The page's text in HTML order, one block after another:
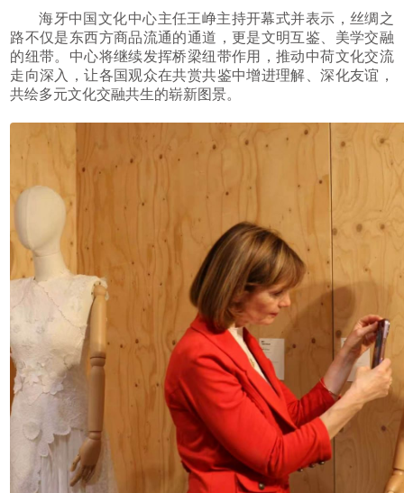
海牙中国文化中心主任王峥主持开幕式并表示，丝绸之
路不仅是东西方商品流通的通道，更是文明互鉴、美学交融
的纽带。中心将继续发挥桥梁纽带作用，推动中荷文化交流
走向深入，让各国观众在共赏共鉴中增进理解、深化友谊，
共绘多元文化交融共生的崭新图景。